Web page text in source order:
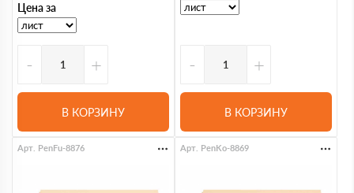
Цена за
- +
В КОРЗИНУ
- +
В КОРЗИНУ
Арт. PenFu-8876 Арт. PenKo-8869